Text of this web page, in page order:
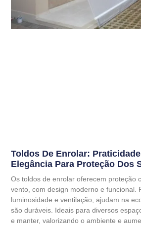
Toldos De Enrolar:
Elegância Para Proteção Dos
Os toldos de enrolar oferecem proteção
vento, com design moderno e funcional.
luminosidade e ventilação, ajudam na
são duráveis. Ideais para diversos
e manter, valorizando o ambiente e